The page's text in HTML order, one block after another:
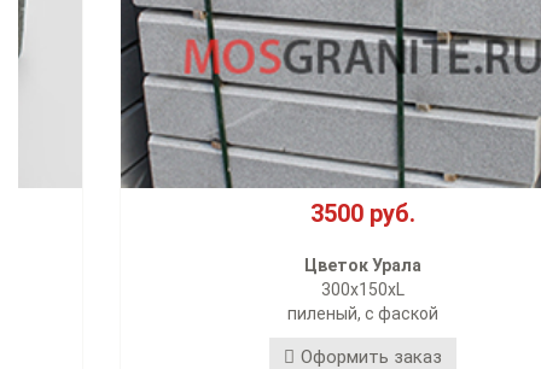
3500 руб.
Цветок Урала
пиленый, с фаской
Оформить заказ